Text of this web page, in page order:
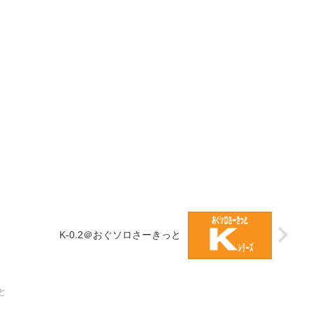
K-0.2＠おぐソロさーきっと